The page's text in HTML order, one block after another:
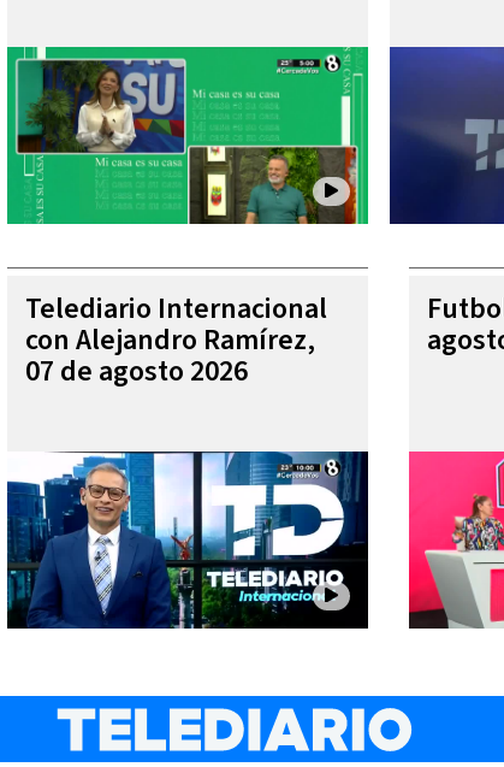
Telediario Internacional
con Alejandro Ramírez,
07 de agosto 2026